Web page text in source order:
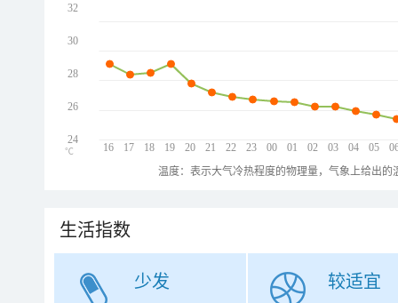
16 17 18 19 20 21 22 23 00 01 02 03 04 05
32
30
28
26
24
℃
温度：表示大气冷热程度的物理量，气象上给出
生活指数
少发 较适宜